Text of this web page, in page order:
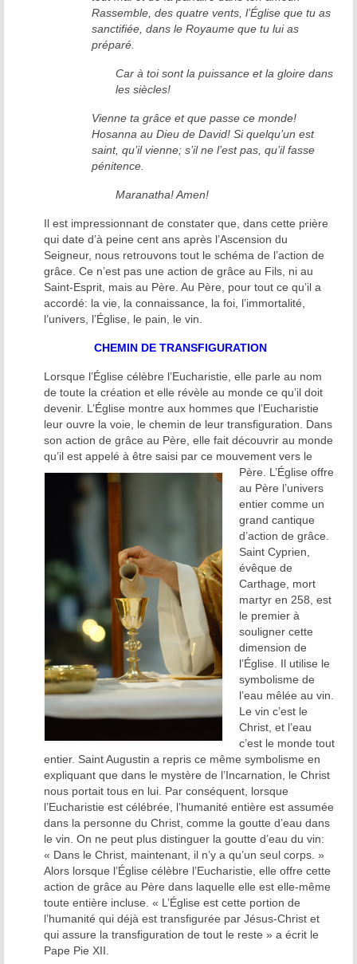
Rassemble, des quatre vents, l’Église que tu as
sanctifiée, dans le Royaume que tu lui as
préparé.
Car à toi sont la puissance et la gloire dans
les siècles!
Vienne ta grâce et que passe ce monde!
Hosanna au Dieu de David! Si quelqu’un est
saint, qu’il vienne; s’il ne l’est pas, qu’il fasse
pénitence.
Maranatha! Amen!
Il est impressionnant de constater que, dans cette prière
qui date d’à peine cent ans après l’Ascension du
Seigneur, nous retrouvons tout le schéma de l’action de
grâce. Ce n’est pas une action de grâce au Fils, ni au
Saint-Esprit, mais au Père. Au Père, pour tout ce qu’il a
accordé: la vie, la connaissance, la foi, l’immortalité,
l’univers, l’Église, le pain, le vin.
CHEMIN DE TRANSFIGURATION
Lorsque l’Église célèbre l’Eucharistie, elle parle au nom
de toute la création et elle révèle au monde ce qu’il doit
devenir. L’Église montre aux hommes que l’Eucharistie
leur ouvre la voie, le chemin de leur transfiguration. Dans
son action de grâce au Père, elle fait découvrir au monde
qu’il est appelé à être saisi par ce mouvement vers le
Père. L’Église offre
au Père l’univers
entier comme un
grand cantique
d’action de grâce.
Saint Cyprien,
évêque de
Carthage, mort
martyr en 258, est
le premier à
souligner cette
dimension de
l’Église. Il utilise le
symbolisme de
l’eau mêlée au vin.
Le vin c’est le
Christ, et l’eau
c’est le monde tout
entier. Saint Augustin a repris ce même symbolisme en
expliquant que dans le mystère de l’Incarnation, le Christ
nous portait tous en lui. Par conséquent, lorsque
l’Eucharistie est célébrée, l’humanité entière est assumée
dans la personne du Christ, comme la goutte d’eau dans
le vin. On ne peut plus distinguer la goutte d’eau du vin:
« Dans le Christ, maintenant, il n’y a qu’un seul corps. »
Alors lorsque l’Église célèbre l’Eucharistie, elle offre cette
action de grâce au Père dans laquelle elle est elle-même
toute entière incluse. « L’Église est cette portion de
l’humanité qui déjà est transfigurée par Jésus-Christ et
qui assure la transfiguration de tout le reste » a écrit le
Pape Pie XII.